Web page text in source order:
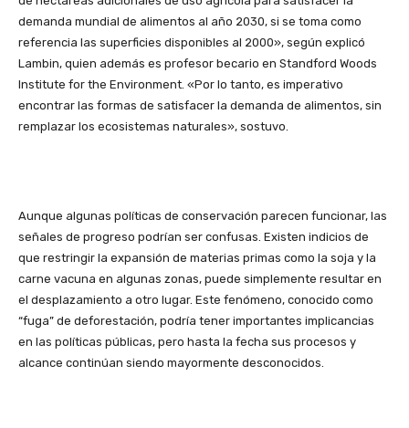
demanda mundial de alimentos al año 2030, si se toma como
referencia las superficies disponibles al 2000», según explicó
Lambin, quien además es profesor becario en Standford Woods
Institute for the Environment. «Por lo tanto, es imperativo
encontrar las formas de satisfacer la demanda de alimentos, sin
remplazar los ecosistemas naturales», sostuvo.
Aunque algunas políticas de conservación parecen funcionar, las
señales de progreso podrían ser confusas. Existen indicios de
que restringir la expansión de materias primas como la soja y la
carne vacuna en algunas zonas, puede simplemente resultar en
el desplazamiento a otro lugar. Este fenómeno, conocido como
“fuga” de deforestación, podría tener importantes implicancias
en las políticas públicas, pero hasta la fecha sus procesos y
alcance continúan siendo mayormente desconocidos.